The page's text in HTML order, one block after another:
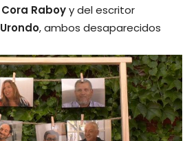
Raboyy del escritor
, ambos desaparecidos